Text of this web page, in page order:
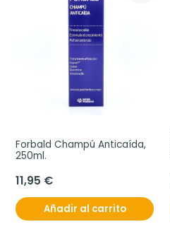
Forbald Champú Anticaída,
250ml.
11,95 €
Añadir al carrito